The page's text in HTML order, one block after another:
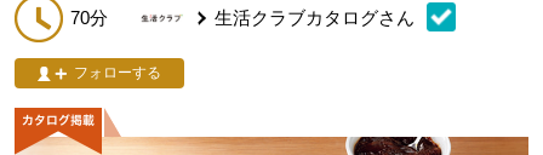
70分 生活クラブカタログさん
フォローする